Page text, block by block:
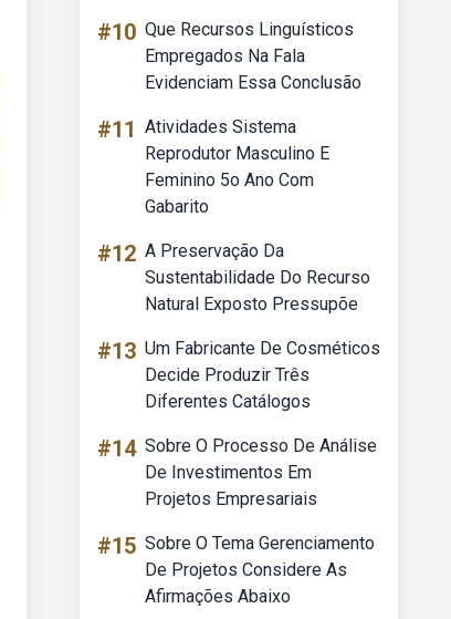
#10 Que Recursos Linguísticos
Empregados Na Fala
Evidenciam Essa Conclusão
#11 Atividades Sistema
Reprodutor Masculino E
Feminino 5o Ano Com
Gabarito
#12 A Preservação Da
Sustentabilidade Do Recurso
Natural Exposto Pressupõe
#13 Um Fabricante De Cosméticos
Decide Produzir Três
Diferentes Catálogos
#14 Sobre O Processo De Análise
De Investimentos Em
Projetos Empresariais
#15 Sobre O Tema Gerenciamento
De Projetos Considere As
Afirmações Abaixo